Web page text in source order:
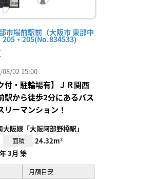
市場前駅前（大阪市 東部中
205・205(No.834533)
08/02 15:00
付・駐輪場有】ＪＲ関西
駅から徒歩2分にあるバス
リーマンション！
大阪線「大阪阿部野橋駅」
面積 24.32m²
3月 築
月額目安